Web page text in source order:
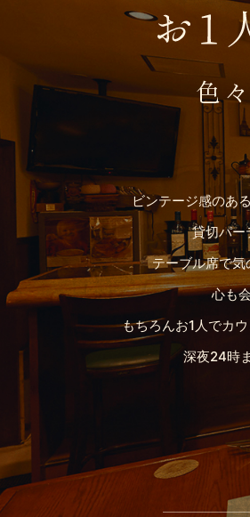
ビンテージ感のあ
貸切パー
テーブル席で気
心も
もちろんお1人でカ
深夜24時